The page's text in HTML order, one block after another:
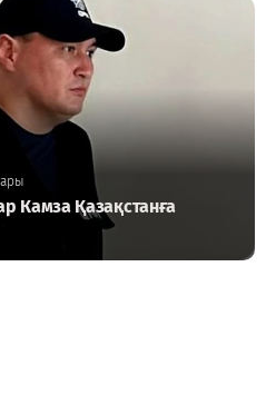
Камза Қазақстанға